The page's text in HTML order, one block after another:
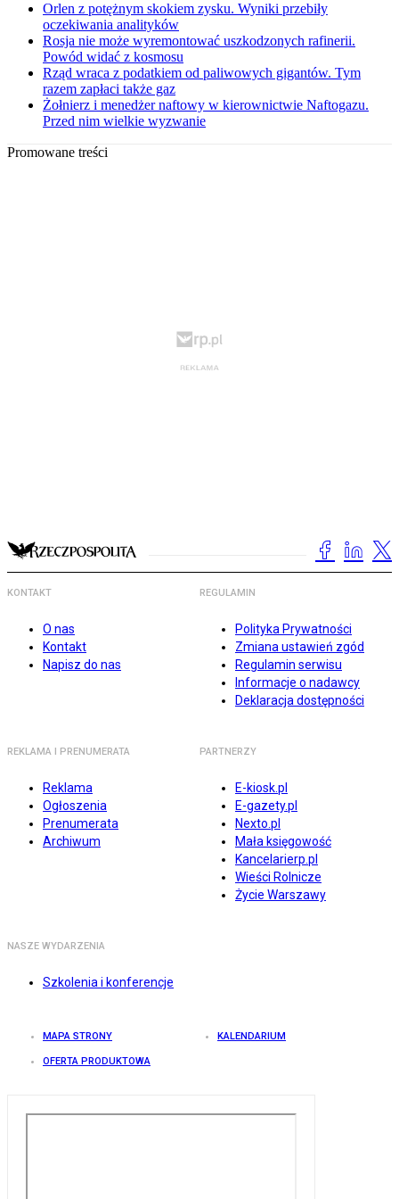
Orlen z potężnym skokiem zysku. Wyniki przebiły
oczekiwania analityków
Rosja nie może wyremontować uszkodzonych rafinerii.
Powód widać z kosmosu
Rząd wraca z podatkiem od paliwowych gigantów. Tym
razem zapłaci także gaz
Żołnierz i menedżer naftowy w kierownictwie Naftogazu.
Przed nim wielkie wyzwanie
Promowane treści
KONTAKT
O nas
Kontakt
Napisz do nas
REGULAMIN
Polityka Prywatności
Zmiana ustawień zgód
Regulamin serwisu
Informacje o nadawcy
Deklaracja dostępności
REKLAMA I PRENUMERATA
Reklama
Ogłoszenia
Prenumerata
Archiwum
PARTNERZY
E-kiosk.pl
E-gazety.pl
Nexto.pl
Mała księgowość
Kancelarierp.pl
Wieści Rolnicze
Życie Warszawy
NASZE WYDARZENIA
Szkolenia i konferencje
MAPA STRONY KALENDARIUM
OFERTA PRODUKTOWA